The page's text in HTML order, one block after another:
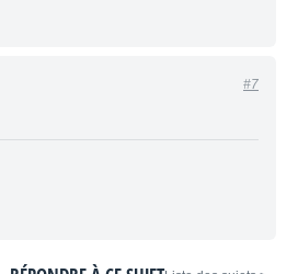
#7